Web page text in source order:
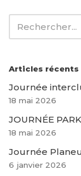
Articles récents
Journée
18 mai 2026
JOURNÉE
18 mai 2026
Journée
6 janvier 2026